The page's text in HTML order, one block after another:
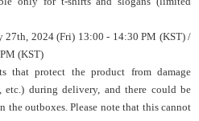
27th, 2024 (Fri) 13:00 - 14:30 PM (KST) /
(KST)
that protect the product from damage
etc.) during delivery, and there could be
outboxes. Please note that this cannot